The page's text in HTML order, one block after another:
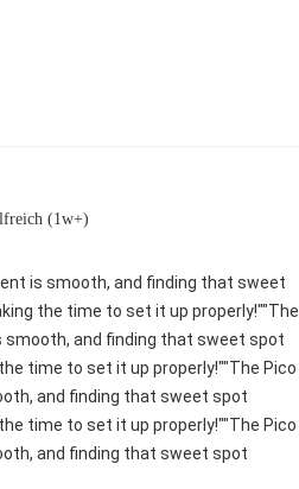
(1w+)
is smooth, and finding that sweet
the time to set it up properly!""The
smooth, and finding that sweet spot
time to set it up properly!""The Pico
and finding that sweet spot
time to set it up properly!""The Pico
and finding that sweet spot